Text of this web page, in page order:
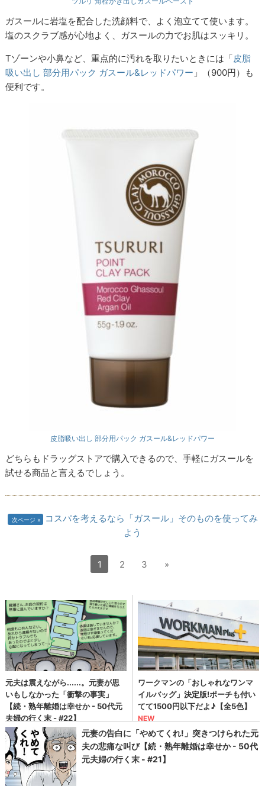
ガスールに岩塩を配合した洗顔料で、よく泡立てて使います。
塩のスクラブ感が心地よく、ガスールの力でお肌はスッキリ。
Tゾーンや小鼻など、重点的に汚れを取りたいときには「皮脂
吸い出し 部分用パック ガスール&レッドパワー 」（900円）も
便利です。
皮脂吸い出し 部分用パック ガスール&レッドパワー
どちらもドラッグストアで購入できるので、手軽にガスールを
試せる商品と言えるでしょう。
次ページ
コスパを考えるなら「ガスール」そのものを使ってみ
よう
1 2 3 »